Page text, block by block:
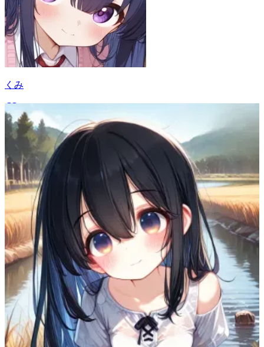
くみ
11